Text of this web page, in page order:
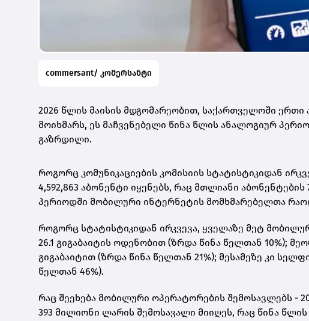
commersant/ კომერსანტი
2026 წლის მაისის მდგომარეობით, საქართველოში
მოიხმარს, ეს მაჩვენებელი წინა წლის ანალოგიურ
გაზრდილი.
როგორც კომუნიკაციების კომისიის სტატისტიკიდან
4,592,863 აბონენტი იყენებს, რაც მთლიანი
პერიოდში მობილური ინტერნეტის მომხმარებელთა
როგორც სტატისტიკიდან ირკვევა, ყველაზე მეტ
26.1 გიგაბაიტის ოდენობით (ზრდა წინა წელთან 10%);
გიგაბაიტით (ზრდა წინა წელთან 21%); მესამეზე კი
წელთან 46%).
რაც შეეხება მობილური ოპერატორების შემოსავლებს -
393 მილიონი ლარის შემოსავალი მიიღეს, რაც წინა